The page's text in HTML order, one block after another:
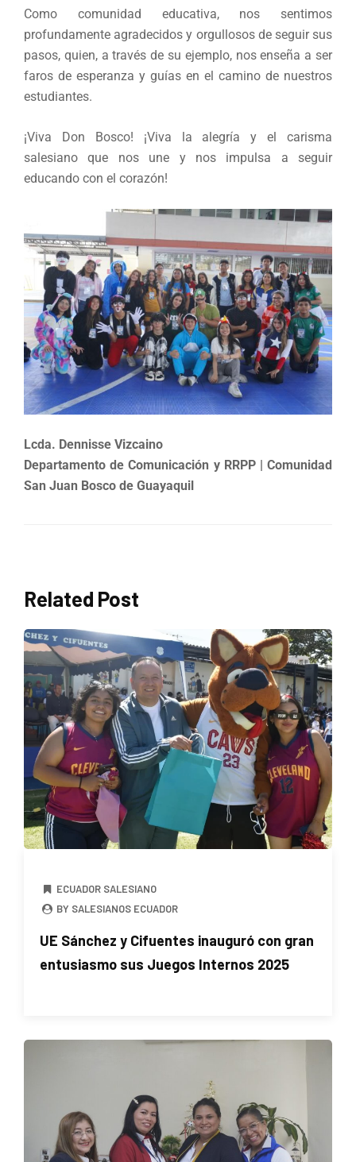
Como comunidad educativa, nos sentimos
profundamente agradecidos y orgullosos de seguir sus
pasos, quien, a través de su ejemplo, nos enseña a ser
faros de esperanza y guías en el camino de nuestros
estudiantes.
¡Viva Don Bosco! ¡Viva la alegría y el carisma
salesiano que nos une y nos impulsa a seguir
educando con el corazón!
Lcda. Dennisse Vizcaino
Departamento de Comunicación y RRPP |Comunidad
San Juan Bosco de Guayaquil
Related Post
ECUADOR SALESIANO
BY SALESIANOS ECUADOR
UE Sánchez y Cifuentes inauguró con gran
entusiasmo sus Juegos Internos 2025